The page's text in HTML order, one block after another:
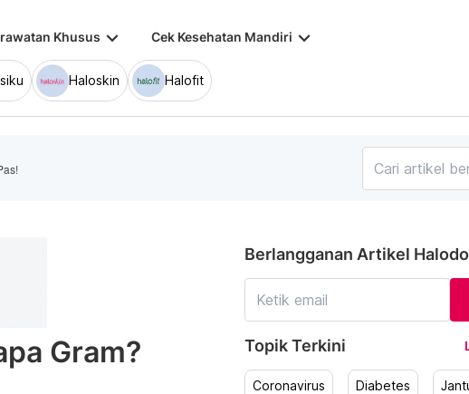
Khusus keyboard_arrow_down Cek Kesehatan Mandiri keyboard_arrow_down
Haloskin Halofit
Gram?
Berlangganan Artikel
Topik Terkini
Coronavirus Diabetes